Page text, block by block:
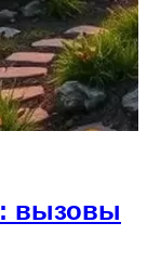
вызовы